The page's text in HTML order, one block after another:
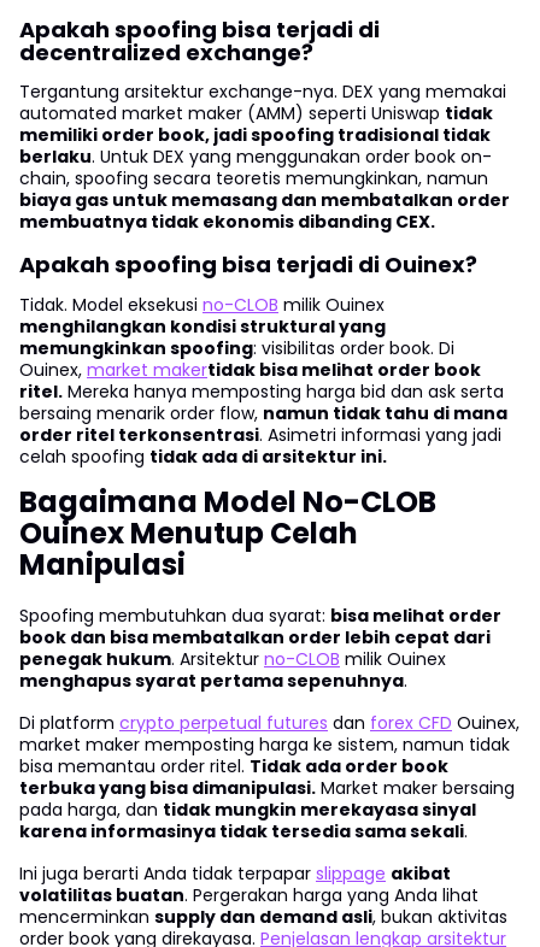
Apakah spoofing bisa terjadi di
decentralized exchange?
Tergantung arsitektur exchange-nya. DEX yang memakai
automated market maker (AMM) seperti Uniswap tidak
memiliki order book, jadi spoofing tradisional tidak
berlaku. Untuk DEX yang menggunakan order book on-
chain, spoofing secara teoretis memungkinkan, namun
biaya gas untuk memasang dan membatalkan order
membuatnya tidak ekonomis dibanding CEX.
Apakah spoofing bisa terjadi di Ouinex?
Tidak. Model eksekusi no-CLOB milik Ouinex
menghilangkan kondisi struktural yang
memungkinkan spoofing: visibilitas order book. Di
Ouinex, market makertidak bisa melihat order book
ritel. Mereka hanya memposting harga bid dan ask serta
bersaing menarik order flow, namun tidak tahu di mana
order ritel terkonsentrasi. Asimetri informasi yang jadi
celah spoofing tidak ada di arsitektur ini.
Bagaimana Model No-CLOB
Ouinex Menutup Celah
Manipulasi
Spoofing membutuhkan dua syarat: bisa melihat order
book dan bisa membatalkan order lebih cepat dari
penegak hukum. Arsitektur no-CLOB milik Ouinex
menghapus syarat pertama sepenuhnya.
Di platform crypto perpetual futures dan forex CFD Ouinex,
market maker memposting harga ke sistem, namun tidak
bisa memantau order ritel. Tidak ada order book
terbuka yang bisa dimanipulasi. Market maker bersaing
pada harga, dan tidak mungkin merekayasa sinyal
karena informasinya tidak tersedia sama sekali.
Ini juga berarti Anda tidak terpapar slippage akibat
volatilitas buatan. Pergerakan harga yang Anda lihat
mencerminkan supply dan demand asli, bukan aktivitas
order book yang direkayasa. Penjelasan lengkap arsitektur